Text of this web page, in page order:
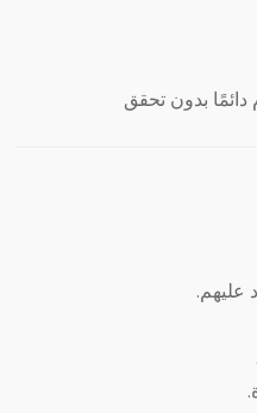
بدون تحقق
عليهم.